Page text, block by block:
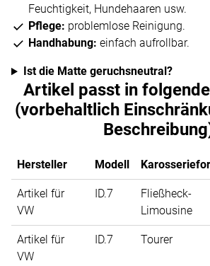
Feuchtigkeit, Hundehaaren usw.
Pflege: problemlose Reinigung.
Handhabung: einfach aufrollbar.
Ist die Matte geruchsneutral?
Artikel passt in
(vorbehaltlich
Hersteller Modell
Artikel für
VW
ID.7
Fließheck-
Limousine
Artikel für
VW
ID.7 Tourer